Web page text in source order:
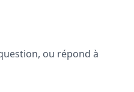
ou répond à